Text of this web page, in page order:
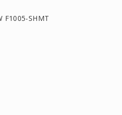
F1005-SHMT